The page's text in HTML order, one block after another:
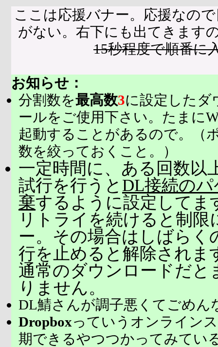
ここは応援バナー。応援なの
がない。右下にも出てきます
15秒程度で順番に
お知らせ：
分割数を最高数3に設定したダ
ールをご使用下さい。たまに
起動することがあるので。（
数を絞っておくこと。）
一定時間に、ある回数以
試行を行うと DL接続の
棄するように設定してま
リトライを続けると制限
ー。その場合はしばらく
行を止めると解除されま
通常のダウンロードだと
りません。
DL鯖さんが調子悪くてごめん
Dropboxっていうオンライン
期できるやつつかってみてい